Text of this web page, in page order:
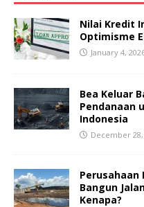
Nilai Kredit
Optimisme
January 4,
Bea Keluar
Pendanaan
Indonesia
December 28,
Perusahaan
Bangun
Kenapa?